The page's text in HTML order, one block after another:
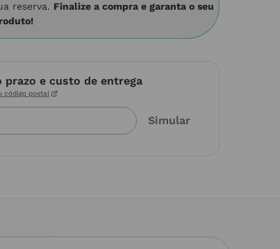
reserva. Finalize a compra e garanta o seu
prazo e custo de entrega
código postal